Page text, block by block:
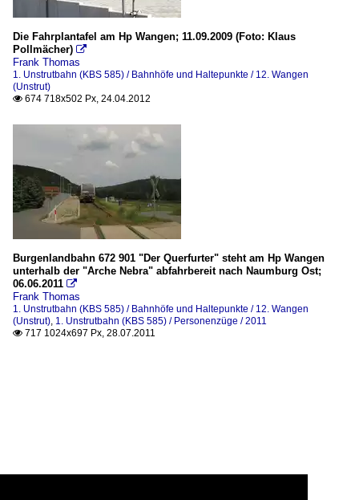
Die Fahrplantafel am Hp Wangen; 11.09.2009 (Foto: Klaus
Pollmächer) 
Frank Thomas
1. Unstrutbahn (KBS 585) / Bahnhöfe und Haltepunkte / 12. Wangen
(Unstrut)
 674 718x502 Px, 24.04.2012
Burgenlandbahn 672 901 "Der Querfurter" steht am Hp Wangen
unterhalb der "Arche Nebra" abfahrbereit nach Naumburg Ost;
06.06.2011 
Frank Thomas
1. Unstrutbahn (KBS 585) / Bahnhöfe und Haltepunkte / 12. Wangen
(Unstrut), 1. Unstrutbahn (KBS 585) / Personenzüge / 2011
 717 1024x697 Px, 28.07.2011